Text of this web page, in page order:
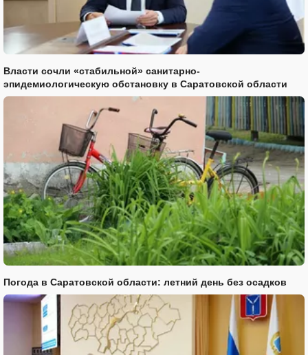
Власти сочли «стабильной» санитарно-
эпидемиологическую обстановку в Саратовской области
Погода в Саратовской области: летний день без осадков